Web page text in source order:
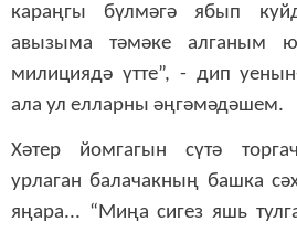
караңгы бүлмәгә ябып
авызыма тәмәке алганым
милициядә үтте”, - дип
ала ул елларны әңгәмәдәшем.
Хәтер йомгагын сүтә
урлаган балачакның башка
яңара... “Миңа сигез яшь